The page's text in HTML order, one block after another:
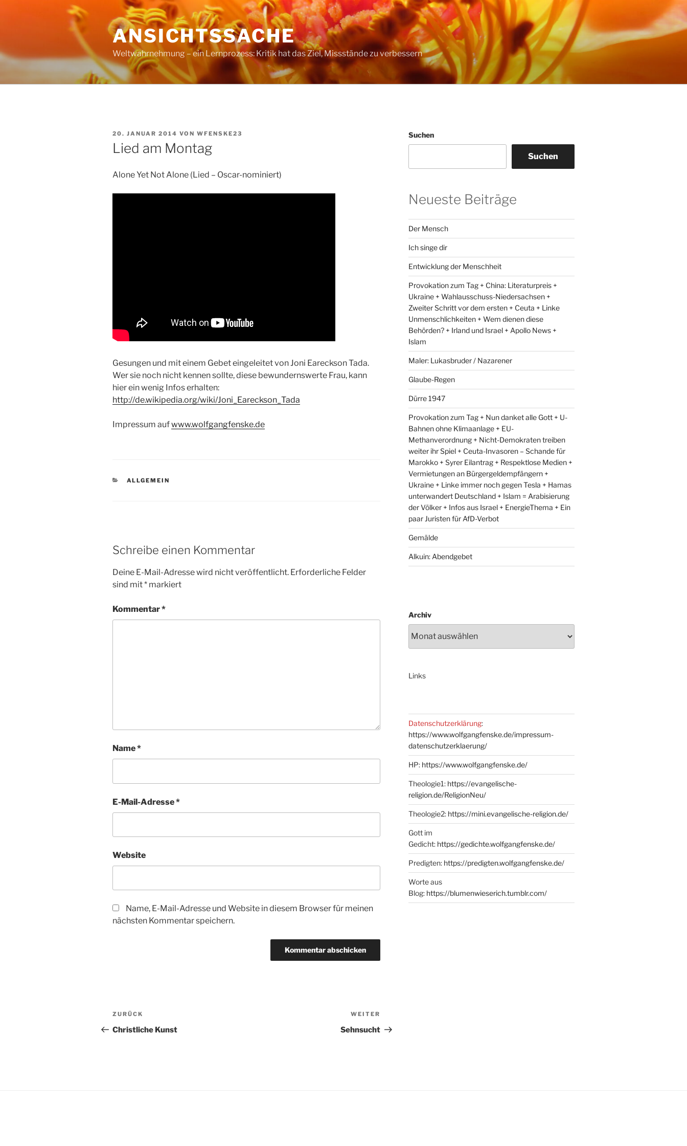
ANSICHTSSACHE
Weltwahrnehmung – ein Lernprozess: Kritik hat das Ziel, Missstände zu verbessern
VERÖFFENTLICHT
AM
20. JANUAR 2014 VON WFENSKE23
Lied am Montag
Alone Yet Not Alone (Lied – Oscar-nominiert)
Gesungen und mit einem Gebet eingeleitet von Joni Eareckson Tada.
Wer sie noch nicht kennen sollte, diese bewundernswerte Frau, kann
hier ein wenig Infos erhalten:
http://de.wikipedia.org/wiki/Joni_Eareckson_Tada
Impressum aufwww.wolfgangfenske.de
KATEGORIEN
ALLGEMEIN
Schreibe einen Kommentar
Deine E-Mail-Adresse wird nicht veröffentlicht. Erforderliche Felder
sind mit* markiert
Kommentar*
Name*
E-Mail-Adresse*
Website
Name, E-Mail-Adresse und Website in diesem Browser für meinen
nächsten Kommentar speichern.
Beitragsnavigation
Vorheriger
Beitrag
ZURÜCK
Christliche Kunst
Beitrag
WEITER
Sehnsucht
Suchen
Suchen
Neueste Beiträge
Der Mensch
Ich singe dir
Entwicklung der Menschheit
Provokation zum Tag + China: Literaturpreis +
Ukraine + Wahlausschuss-Niedersachsen +
Zweiter Schritt vor dem ersten + Ceuta + Linke
Unmenschlichkeiten + Wem dienen diese
Behörden? + Irland und Israel + Apollo News +
Islam
Maler: Lukasbruder / Nazarener
Glaube-Regen
Dürre 1947
Provokation zum Tag + Nun danket alle Gott + U-
Bahnen ohne Klimaanlage + EU-
Methanverordnung + Nicht-Demokraten treiben
weiter ihr Spiel + Ceuta-Invasoren – Schande für
Marokko + Syrer Eilantrag + Respektlose Medien +
Vermietungen an Bürgergeldempfängern +
Ukraine + Linke immer noch gegen Tesla + Hamas
unterwandert Deutschland + Islam = Arabisierung
der Völker + Infos aus Israel + EnergieThema + Ein
paar Juristen für AfD-Verbot
Gemälde
Alkuin: Abendgebet
Archiv
Links
Datenschutzerklärung:
https://www.wolfgangfenske.de/impressum-
datenschutzerklaerung/
HP: https://www.wolfgangfenske.de/
Theologie1: https://evangelische-
religion.de/ReligionNeu/
Theologie2: https://mini.evangelische-religion.de/
Gott im
Gedicht: https://gedichte.wolfgangfenske.de/
Predigten: https://predigten.wolfgangfenske.de/
Worte aus
Blog: https://blumenwieserich.tumblr.com/